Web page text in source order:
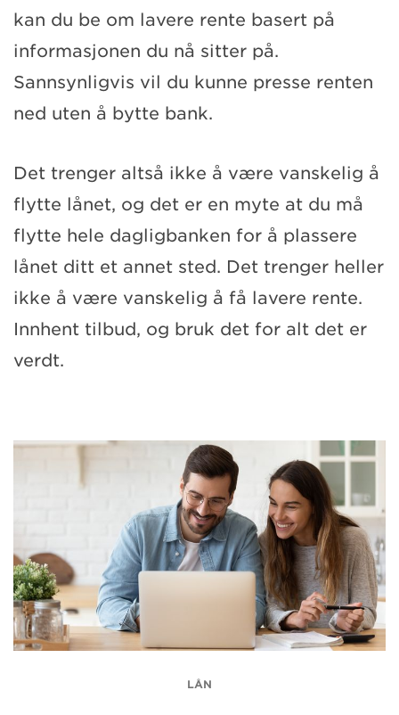
kan du be om lavere rente basert på
informasjonen du nå sitter på.
Sannsynligvis vil du kunne presse renten
ned uten å bytte bank.
Det trenger altså ikke å være vanskelig å
flytte lånet, og det er en myte at du må
flytte hele dagligbanken for å plassere
lånet ditt et annet sted. Det trenger heller
ikke å være vanskelig å få lavere rente.
Innhent tilbud, og bruk det for alt det er
verdt.
LÅN